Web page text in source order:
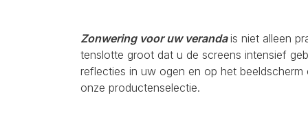
Zonwering voor uw verandais niet alleen
tenslotte groot dat u de screens intensief
reflecties in uw ogen en op het
onze productenselectie.